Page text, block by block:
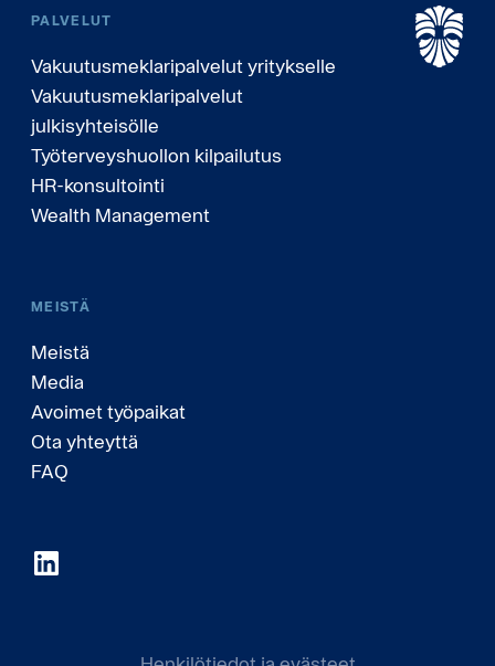
PALVELUT
Vakuutusmeklaripalvelut yritykselle
Vakuutusmeklaripalvelut
julkisyhteisölle
Työterveyshuollon kilpailutus
HR-konsultointi
Wealth Management
MEISTÄ
Meistä
Media
Avoimet työpaikat
Ota yhteyttä
FAQ